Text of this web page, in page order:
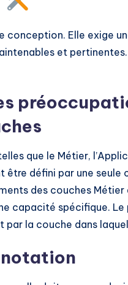
conception. Elle exige
et
que le Métier,
défini par une seule
des couches
capacité spécifique.
par la couche dans
notation